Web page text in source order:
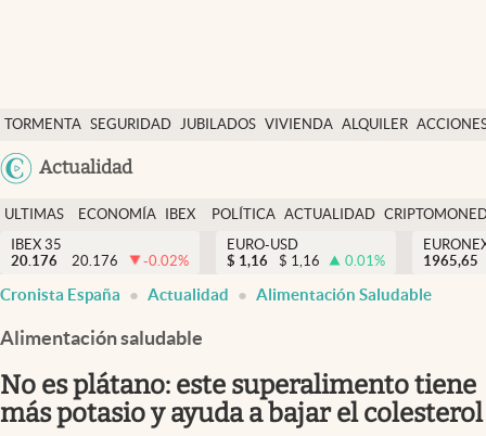
TORMENTA SEGURIDAD JUBILADOS VIVIENDA ALQUILER
USA
Colombia
Actualidad
Economía y finanzas
Política
Actualidad
Criptomonedas
España
ULTIMAS
NOTICIAS
ECONOMÍA
FINANZAS
IBEX
EURO
POLÍTICA ACTUALIDAD
IBEX 35
20.176
20.176 -0.02%
EURO-USD
$ 1,16 $ 1,16 0.01%
1965,65
Cronista España Actualidad Alimentación Saludable
Alimentación saludable
No es plátano: este superalimento tiene
más potasio y ayuda a bajar el colesterol